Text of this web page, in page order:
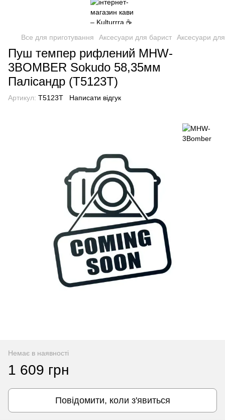
Все для приготування Аксесуари для барист Аксесуари
Пуш темпер рифлений MHW-
3BOMBER Sokudo 58,35мм
Палісандр (T5123T)
Артикул: T5123T Написати відгук
Немає в наявності
1 609 грн
Повідомити, коли з'явиться